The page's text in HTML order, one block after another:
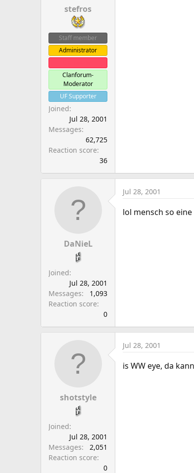
stefros
Staff member
Administrator
Clanforum-
Moderator
UF Supporter
Joined
Jul 28, 2001
Messages
62,725
Reaction score
36
DaNieL
Joined
Jul 28, 2001
Messages
1,093
Reaction score
0
Jul 28, 2001
lol mensch so
shotstyle
Joined
Jul 28, 2001
Messages
2,051
Reaction score
0
Jul 28, 2001
is WW eye, da